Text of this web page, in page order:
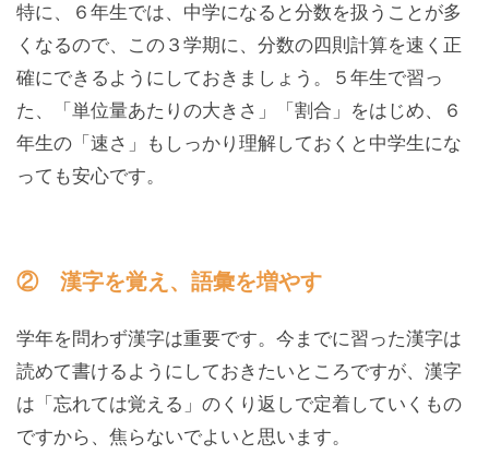
特に、６年生では、中学になると分数を扱うことが多
くなるので、この３学期に、分数の四則計算を速く正
確にできるようにしておきましょう。５年生で習っ
た、「単位量あたりの大きさ」「割合」をはじめ、６
年生の「速さ」もしっかり理解しておくと中学生にな
っても安心です。
② 漢字を覚え、語彙を増やす
学年を問わず漢字は重要です。今までに習った漢字は
読めて書けるようにしておきたいところですが、漢字
は「忘れては覚える」のくり返しで定着していくもの
ですから、焦らないでよいと思います。